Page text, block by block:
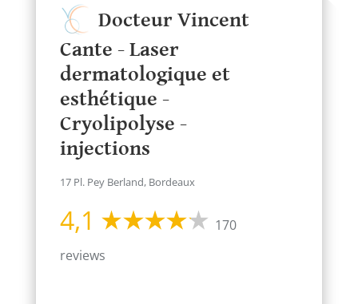
Docteur Vincent
Cante - Laser
dermatologique et
esthétique -
Cryolipolyse -
injections
17 Pl. Pey Berland, Bordeaux
4,1
170
reviews